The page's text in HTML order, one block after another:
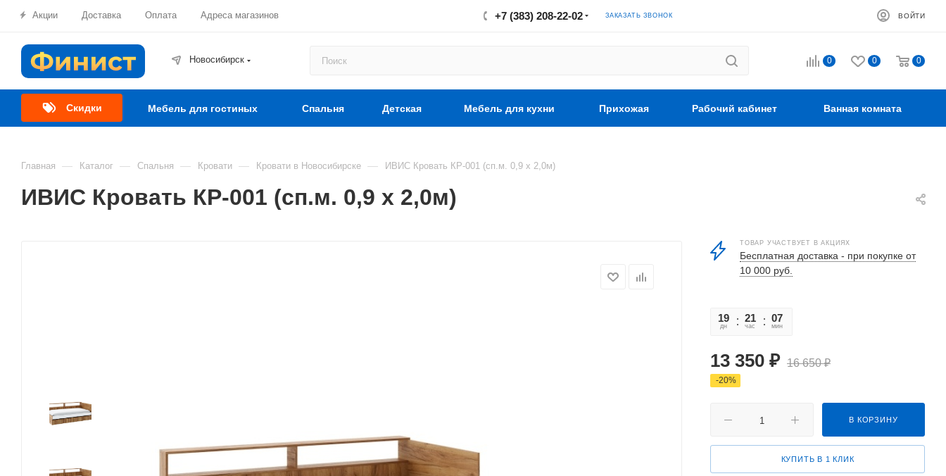
Акции Доставка Оплата Адреса магазинов +7 (383) 208-22-02 ЗАКАЗАТЬ ЗВОНОК ВОЙТИ
Новосибирск 0 0 0
Скидки Мебель для гостиных Спальня Детская Мебель для кухни Прихожая Рабочий кабинет Ванная комната
Главная — Каталог — Спальня — Кровати — Кровати в Новосибирске — ИВИС Кровать КР-001 (сп.м. 0,9 х 2,0м)
ИВИС Кровать КР-001 (сп.м. 0,9 х 2,0м)
ТОВАР УЧАСТВУЕТ В АКЦИЯХ
Бесплатная доставка - при покупке от
10 000 руб.
19
дн
21
час
07
мин
13 350 ₽ 16 650₽
-20%
В КОРЗИНУ
КУПИТЬ В 1 КЛИК